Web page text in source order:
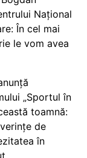
Național
În cel mai
le vom avea
„Sportul în
toamnă:
de
în